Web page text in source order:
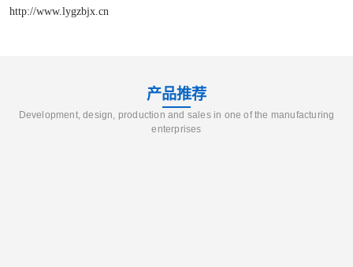
http://www.lygzbjx.cn
产品推荐
Development, design, production and sales in one of the manufacturing
enterprises